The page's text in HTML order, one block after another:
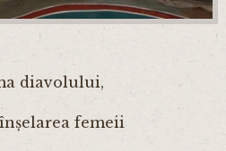
diavolului,
femeii